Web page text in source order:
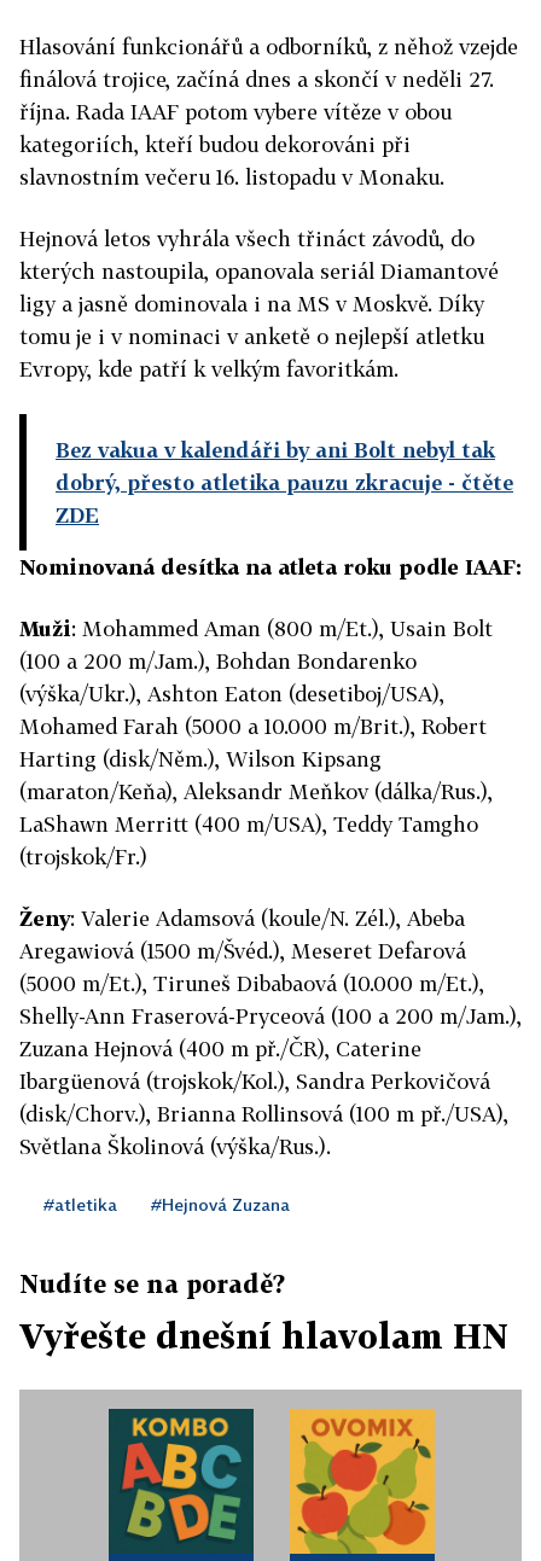
Hlasování funkcionářů a odborníků, z něhož vzejde
finálová trojice, začíná dnes a skončí v neděli 27.
října. Rada IAAF potom vybere vítěze v obou
kategoriích, kteří budou dekorováni při
slavnostním večeru 16. listopadu v Monaku.
Hejnová letos vyhrála všech třináct závodů, do
kterých nastoupila, opanovala seriál Diamantové
ligy a jasně dominovala i na MS v Moskvě. Díky
tomu je i v nominaci v anketě o nejlepší atletku
Evropy, kde patří k velkým favoritkám.
Bez vakua v kalendáři by ani Bolt nebyl tak
dobrý, přesto atletika pauzu zkracuje - čtěte
ZDE
Nominovaná desítka na atleta roku podle IAAF:
Muži: Mohammed Aman (800 m/Et.), Usain Bolt
(100 a 200 m/Jam.), Bohdan Bondarenko
(výška/Ukr.), Ashton Eaton (desetiboj/USA),
Mohamed Farah (5000 a 10.000 m/Brit.), Robert
Harting (disk/Něm.), Wilson Kipsang
(maraton/Keňa), Aleksandr Meňkov (dálka/Rus.),
LaShawn Merritt (400 m/USA), Teddy Tamgho
(trojskok/Fr.)
Ženy: Valerie Adamsová (koule/N. Zél.), Abeba
Aregawiová (1500 m/Švéd.), Meseret Defarová
(5000 m/Et.), Tiruneš Dibabaová (10.000 m/Et.),
Shelly-Ann Fraserová-Pryceová (100 a 200 m/Jam.),
Zuzana Hejnová (400 m př./ČR), Caterine
Ibargüenová (trojskok/Kol.), Sandra Perkovičová
(disk/Chorv.), Brianna Rollinsová (100 m př./USA),
Světlana Školinová (výška/Rus.).
#atletika #Hejnová Zuzana
Nudíte se na poradě?
Vyřešte dnešní hlavolam HN